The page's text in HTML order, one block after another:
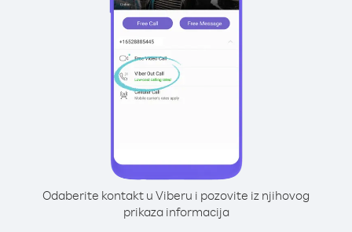
Odaberite kontakt u Viberu i pozovite iz njihovog
prikaza informacija